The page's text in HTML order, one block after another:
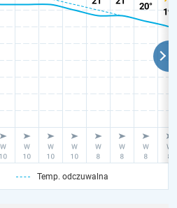
Temp. odczuwalna